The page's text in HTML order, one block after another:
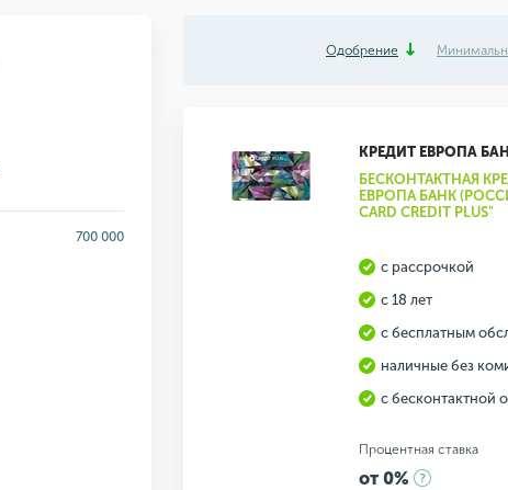
700 000
Одобрение
КРЕДИТ ЕВРОПА
БЕСКОНТАКТНАЯ
ЕВРОПА БАНК
CARD CREDIT PLUS"
с рассрочкой
с 18 лет
с бесплатным
наличные без
с бесконтактной
Процентная ставка
от 0%